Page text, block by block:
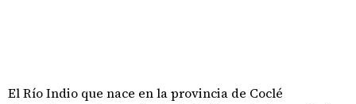
El Río Indio que nace en la provincia de Coclé